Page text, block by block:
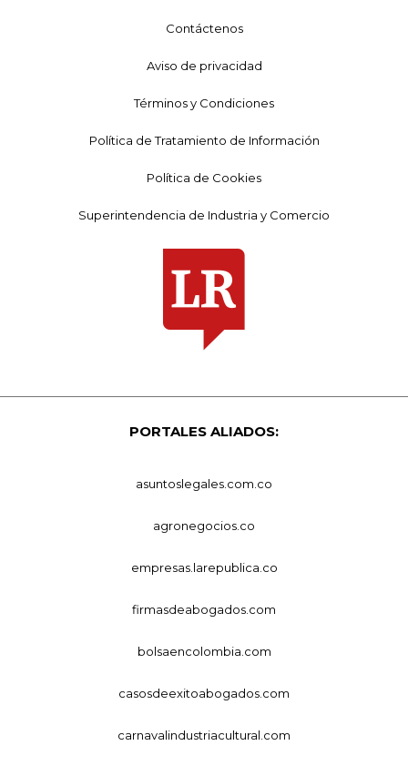
Contáctenos
Aviso de privacidad
Términos y Condiciones
Política de Tratamiento de Información
Política de Cookies
Superintendencia de Industria y Comercio
PORTALES ALIADOS:
asuntoslegales.com.co
agronegocios.co
empresas.larepublica.co
firmasdeabogados.com
bolsaencolombia.com
casosdeexitoabogados.com
carnavalindustriacultural.com